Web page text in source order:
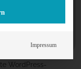
WordPress-
Impressum